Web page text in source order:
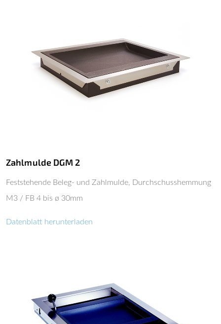
Zahlmulde DGM 2
Feststehende Beleg- und Zahlmulde, Durchschusshemmung
M3 / FB 4 bis ø 30mm
Datenblatt herunterladen